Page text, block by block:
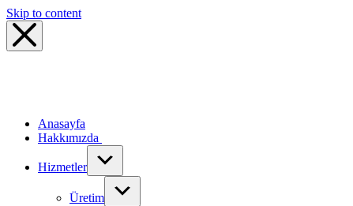
Skip to content
Anasayfa
Hakkımızda
Hizmetler
Üretim